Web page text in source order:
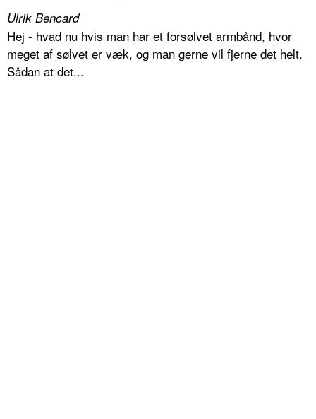
Ulrik Bencard
Hej - hvad nu hvis man har et forsølvet armbånd, hvor
meget af sølvet er væk, og man gerne vil fjerne det helt.
Sådan at det...